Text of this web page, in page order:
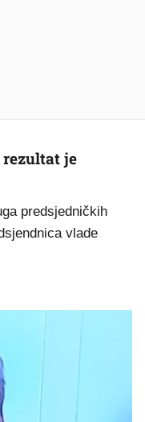
je
predsjedničkih
vlade